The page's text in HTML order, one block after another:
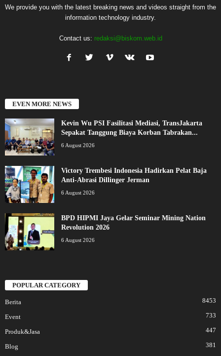
We provide you with the latest breaking news and videos straight from the
information technology industry.
Contact us: redaksi@biskom.web.id
EVEN MORE NEWS
Kevin Wu PSI Fasilitasi Mediasi, TransJakarta
Sepakat Tanggung Biaya Korban Tabrakan...
6 August 2026
Victory Trembesi Indonesia Hadirkan Pelat Baja
Anti-Abrasi Dillinger Jerman
6 August 2026
BPD HIPMI Jaya Gelar Seminar Mining Nation
Revolution 2026
6 August 2026
POPULAR CATEGORY
Berita 8453
Event 733
Produk&Jasa 447
Blog 381